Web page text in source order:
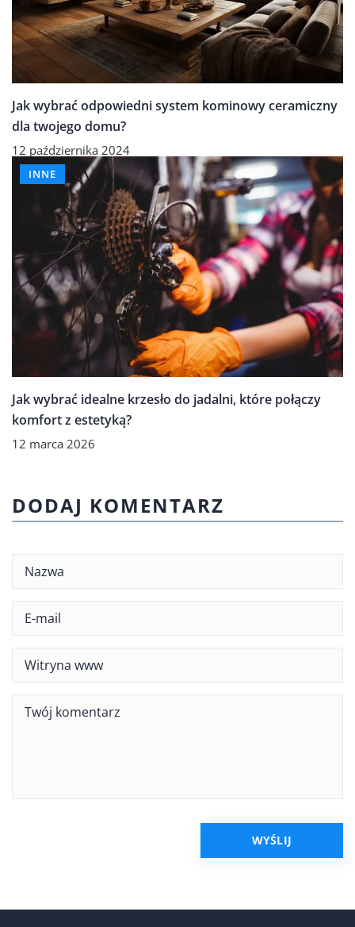
Jak wybrać odpowiedni system kominowy ceramiczny
dla twojego domu?
12 października 2024
INNE
Jak wybrać idealne krzesło do jadalni, które połączy
komfort z estetyką?
12 marca 2026
DODAJ KOMENTARZ